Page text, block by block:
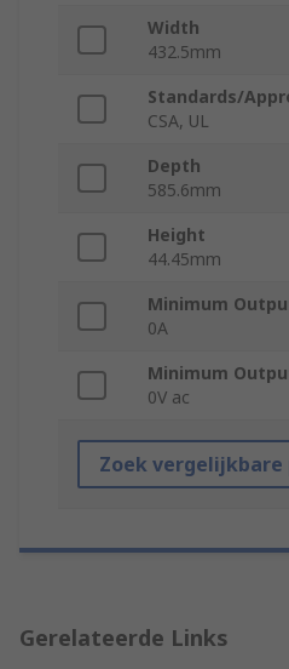
Width
432.5mm
Standards/
CSA, UL
Depth
585.6mm
Height
44.45mm
Minimum
0A
Minimum
0V ac
Zoek
Gerelateerde Links